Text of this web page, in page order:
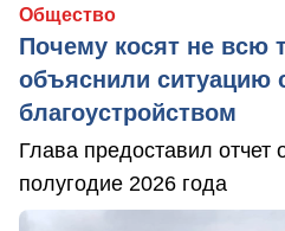
Общество
Почему косят не всю
объяснили ситуацию
благоустройством
Глава предоставил отчет
полугодие 2026 года